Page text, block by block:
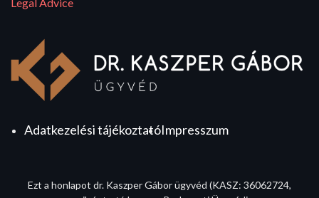
Adatkezelési tájékoztatóImpresszum
Ezt a honlapot dr. Kaszper Gábor ügyvéd (KASZ: 36062724,